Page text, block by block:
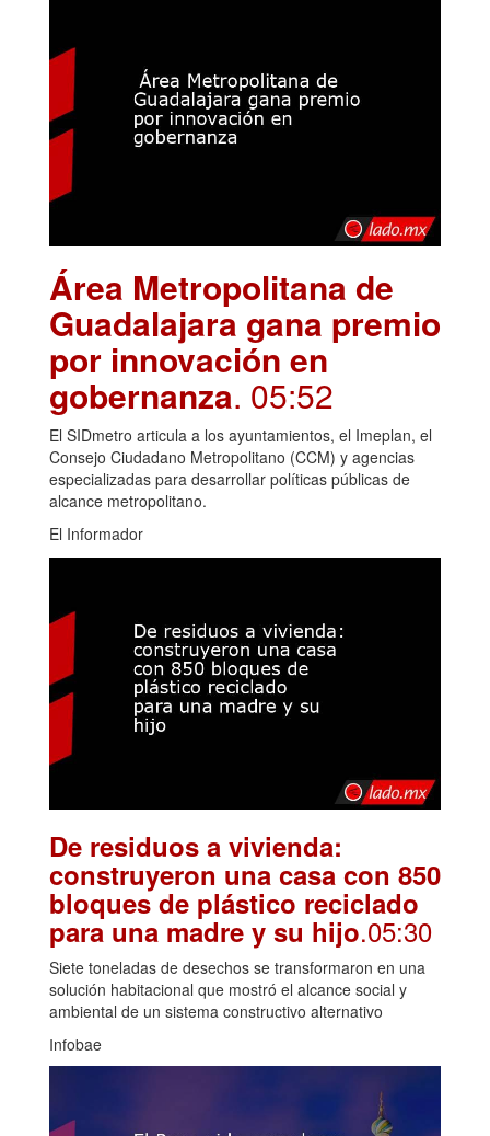
Área Metropolitana de
Guadalajara gana premio
por innovación en
gobernanza. 05:52
El SIDmetro articula a los ayuntamientos, el Imeplan, el
Consejo Ciudadano Metropolitano (CCM) y agencias
especializadas para desarrollar políticas públicas de
alcance metropolitano.
El Informador
De residuos a vivienda:
construyeron una casa con 850
bloques de plástico reciclado
para una madre y su hijo.05:30
Siete toneladas de desechos se transformaron en una
solución habitacional que mostró el alcance social y
ambiental de un sistema constructivo alternativo
Infobae